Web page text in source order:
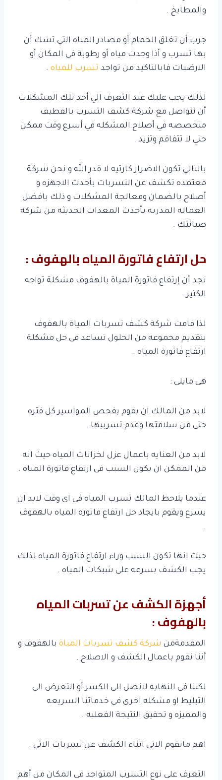
والمطابخ .
جرب أن تغلق الحمام أو مصادر المياه التي تشك أن
بها تسرب و أذا وجدت مياه أو رطوبة في المكان أو
الارضيات فابالتاكيد من تواجد تسرب للمياه .
لذلك يجب عليك عند التعرف الي أحد تلك المشكلات
أن تتواصل مع شركة كشف التسرب بالقطيف
متخصصه في أصلاح المشكله في أسرع وقت ممكن
حتي لا تتفاقم وتزيد .
بالتالي تكون الاضرار كارثيه لا قدر الله و نحن شركة
معتمده تكشف عن التسربات بأحدث الاجهزه و
أصلاح بالضمان ومعالجة المشكلات و ذلك بافضل
العماله المدربه بأحدث المعدات الحديثه من شركة
صيانتك .
حل ارتفاع فاتورة المياه بالهفوف :
نجد أن إرتفاع فاتورة المياة بالهفوف مشكلة تواجه
الكثير .
لذا قامت شركة كشف تسربات المياة بالهفوف
بتقديم مجموعه من الحلول تساعد فى حل مشكلة
ارتفاع فاتورة المياه .
هى مايلى :
لابد من المالك ان يقوم بفحص المواسير كل فتره
حتى من سلامتها وعدم تسربيها .
لابد من العنايه باعمال عزل لخزانات المياه حيث انه
من الممكن ان يكون السبب فى ارتفاع فاتورة المياه .
عندما يلاحظ المالك تسرب المياه فى اى وقت لابد ان
يسرع ويقوم بايجاد حل ارتفاع فاتورة المياه بالهفوف
.
حيث انها تكون السبب وراء ارتفاع فاتورة المياه لذلك
يجب الكشف بسرعه على شبكات المياه .
أجهزة الكشف عن تسربات المياه
بالهفوف :
المقدمةمن شركة كشف تسربات المياة بالهفوف و
أننا نقوم باعمال الكشف و الاصلاح .
لكننا فى النهايه لانصل الى الكسر أو التعرض الى
التبليط او مشكله اخرى فى خدماتنا السريعه
والمميزه و تحقيق النتيجة الفعليه .
اهم ماتقوم الاتى اثناء الكشف عن تسربات الاتى .
التعرف على نوع التسرب المتواجد فى المكان من أهم